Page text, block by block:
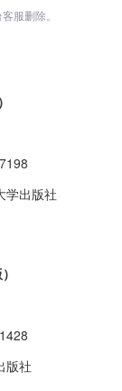
服删除。
学出版社
版社